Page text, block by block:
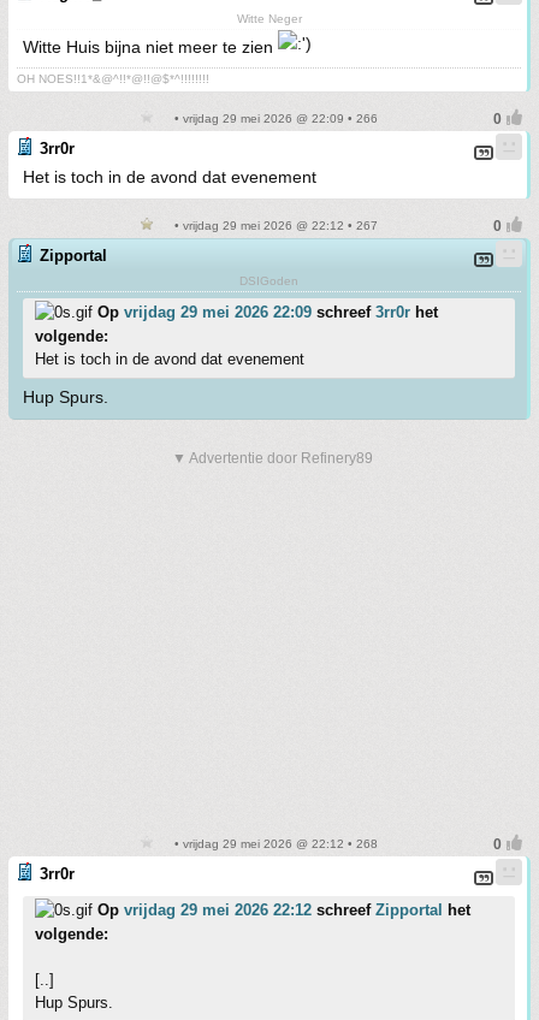
Witte Neger
Witte Huis bijna niet meer te zien
OH NOES!!1*&@^!!*@!!@$*^!!!!!!!!
• vrijdag 29 mei 2026 @ 22:09 • 266
3rr0r
Het is toch in de avond dat evenement
• vrijdag 29 mei 2026 @ 22:12 • 267
Zipportal
DSIGoden
Op vrijdag 29 mei 2026 22:09 schreef 3rr0r het
volgende:
Het is toch in de avond dat evenement
Hup Spurs.
▼ Advertentie door Refinery89
• vrijdag 29 mei 2026 @ 22:12 • 268
3rr0r
Op vrijdag 29 mei 2026 22:12 schreef Zipportal het
volgende:
[..]
Hup Spurs.